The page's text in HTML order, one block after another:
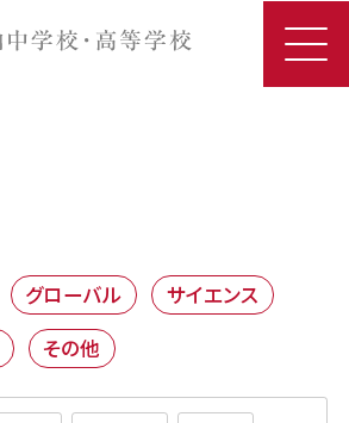
グローバル
サイエンス
その他